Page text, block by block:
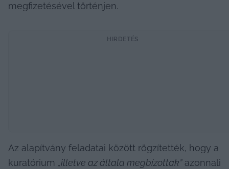
megfizetésével történjen.
HIRDETÉS
Az alapítvány feladatai között rögzítették, hogy a
kuratórium „illetve az általa megbízottak” azonnali